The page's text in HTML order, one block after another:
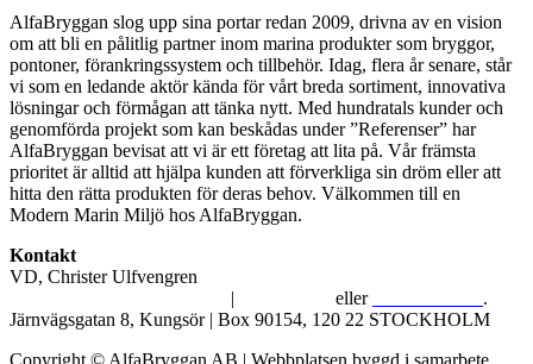
AlfaBryggan slog upp sina portar redan 2009, drivna av en vision
om att bli en pålitlig partner inom marina produkter som bryggor,
pontoner, förankringssystem och tillbehör. Idag, flera år senare, står
vi som en ledande aktör kända för vårt breda sortiment, innovativa
lösningar och förmågan att tänka nytt. Med hundratals kunder och
genomförda projekt som kan beskådas under ”Referenser” har
AlfaBryggan bevisat att vi är ett företag att lita på. Vår främsta
prioritet är alltid att hjälpa kunden att förverkliga sin dröm eller att
hitta den rätta produkten för deras behov. Välkommen till en
Modern Marin Miljö hos AlfaBryggan.
Kontakt
VD, Christer Ulfvengren
| eller
.
Järnvägsgatan 8, Kungsör | Box 90154, 120 22 STOCKHOLM